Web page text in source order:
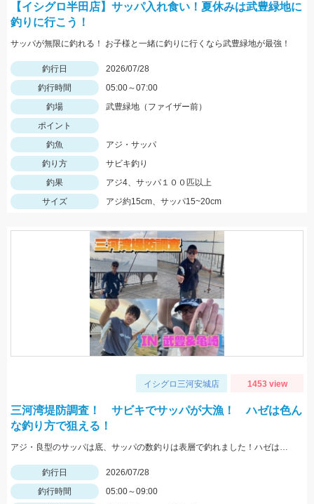
【イシグロ半田店】サッパ入れ食い！夏休みは武豊緑地に
釣りに行こう！
サッパが無限に釣れる！ お子様と一緒に釣りに行くなら武豊緑地が最強！
釣行日
2026/07/28
釣行時間
05:00～07:00
釣場
武豊緑地（ファイザー前）
ポイント
釣魚
アジ・サッパ
釣り方
サビキ釣り
釣果
アジ4、サッパ１００匹以上
サイズ
アジ約15cm、サッパ15~20cm
イシグロ三河安城店 1453 view
三河湾堤防調査！ サビキでサッパが大漁！ ハゼは色ん
な釣り方で狙える！
アジ・良型のサッパは底、サッパの数釣りは表層で釣れました！ハゼは蛎殻周辺で良型が良く上がりました。
釣行日
2026/07/28
釣行時間
05:00～09:00